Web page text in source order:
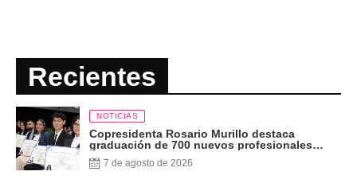
Recientes
NOTICIAS
Copresidenta Rosario Murillo destaca
graduación de 700 nuevos profesionales
Pueblo Presidente
7 de agosto de 2026